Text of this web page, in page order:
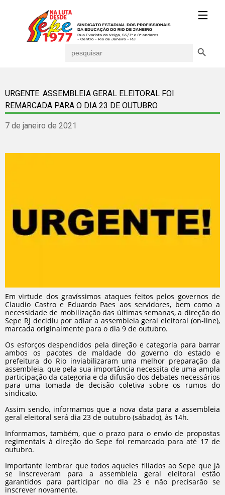
for:
URGENTE: ASSEMBLEIA GERAL ELEITORAL FOI
REMARCADA PARA O DIA 23 DE OUTUBRO
7 de janeiro de 2021
Em virtude dos gravíssimos ataques feitos pelos governos de
Claudio Castro e Eduardo Paes aos servidores, bem como a
necessidade de mobilização das últimas semanas, a direção do
Sepe RJ decidiu por adiar a assembleia geral eleitoral (on-line),
marcada originalmente para o dia 9 de outubro.
Os esforços despendidos pela direção e categoria para barrar
ambos os pacotes de maldade do governo do estado e
prefeitura do Rio inviabilizaram uma melhor preparação da
assembleia, que pela sua importância necessita de uma ampla
participação da categoria e da difusão dos debates necessários
para uma tomada de decisão coletiva sobre os rumos do
sindicato.
Assim sendo, informamos que a nova data para a assembleia
geral eleitoral será dia 23 de outubro (sábado), às 14h.
Informamos, também, que o prazo para o envio de propostas
regimentais à direção do Sepe foi remarcado para até 17 de
outubro.
Importante lembrar que todos aqueles filiados ao Sepe que já
se inscreveram para a assembleia geral eleitoral estão
garantidos para participar no dia 23 e não precisarão se
inscrever novamente.